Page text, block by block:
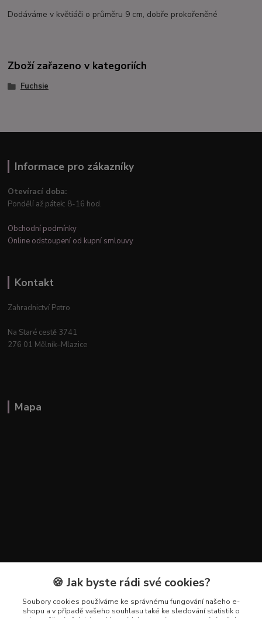
Dodáváme v květiáči o průměru 9 cm, dobře prokořeněné
Zboží zařazeno v kategoriích
Fuchsie
Informace pro zákazníky
Otevírací doba:
Pondělí až pátek: 8-16 hod.
Obchodní podmínky
Online odstoupení od kupní smlouvy
Kontakt
Zahradnictví Petro
Na Staré cestě 3741
276 01 Mělník–Mlazice
Mapa
Kontakty
+420 602 223 614
🍪 Jak byste rádi své cookies?
Soubory cookies používáme ke správnému fungování našeho e-
shopu a v případě vašeho souhlasu také ke sledování statistik o